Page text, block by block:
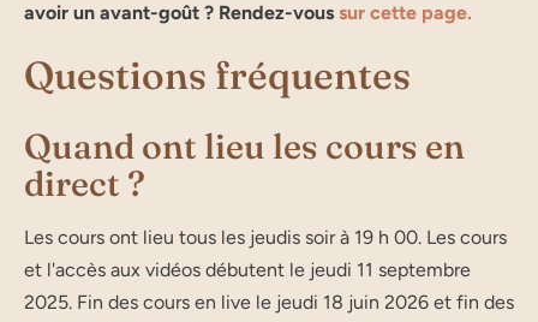
avoir un avant-goût ? Rendez-vous sur cette page.
Questions fréquentes
Quand ont lieu les cours en
direct ?
Les cours ont lieu tous les jeudis soir à 19 h 00. Les cours
et l'accès aux vidéos débutent le jeudi 11 septembre
2025. Fin des cours en live le jeudi 18 juin 2026 et fin des